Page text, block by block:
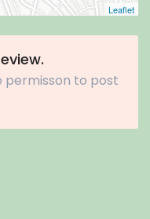
Leaflet
permisson to post